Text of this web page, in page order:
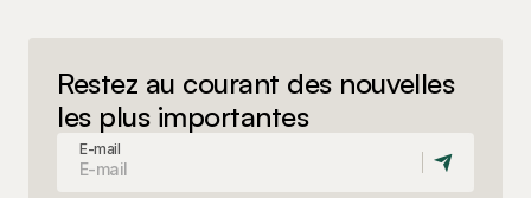
Restez au courant des nouvelles
les plus importantes
E-mail